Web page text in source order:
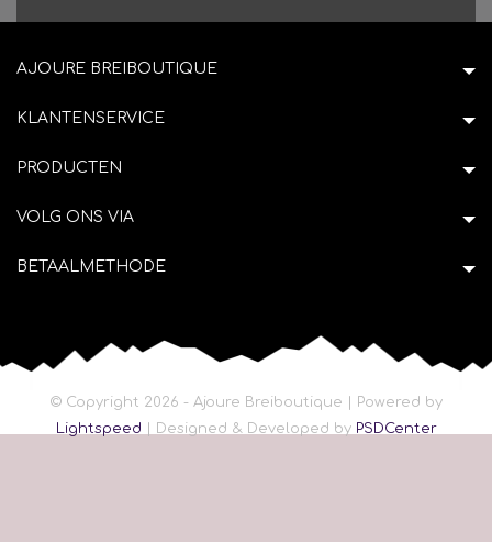
AJOURE BREIBOUTIQUE
KLANTENSERVICE
PRODUCTEN
VOLG ONS VIA
BETAALMETHODE
© Copyright 2026 - Ajoure Breiboutique | Powered by
Lightspeed | Designed & Developed by PSDCenter